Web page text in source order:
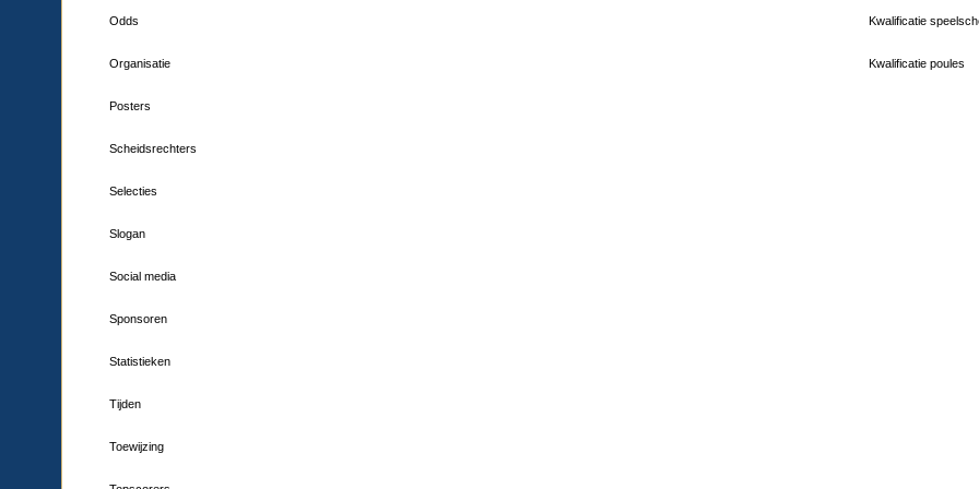
Odds
Organisatie
Posters
Scheidsrechters
Selecties
Slogan
Social media
Sponsoren
Statistieken
Tijden
Toewijzing
Kwalificatie
Kwalificatie poules